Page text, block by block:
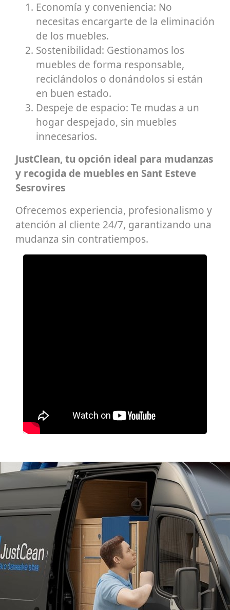
Economía y conveniencia: No
necesitas encargarte de la eliminación
de los muebles.
Sostenibilidad: Gestionamos los
muebles de forma responsable,
reciclándolos o donándolos si están
en buen estado.
Despeje de espacio: Te mudas a un
hogar despejado, sin muebles
innecesarios.
JustClean, tu opción ideal para mudanzas
y recogida de muebles en Sant Esteve
Sesrovires
Ofrecemos experiencia, profesionalismo y
atención al cliente 24/7, garantizando una
mudanza sin contratiempos.